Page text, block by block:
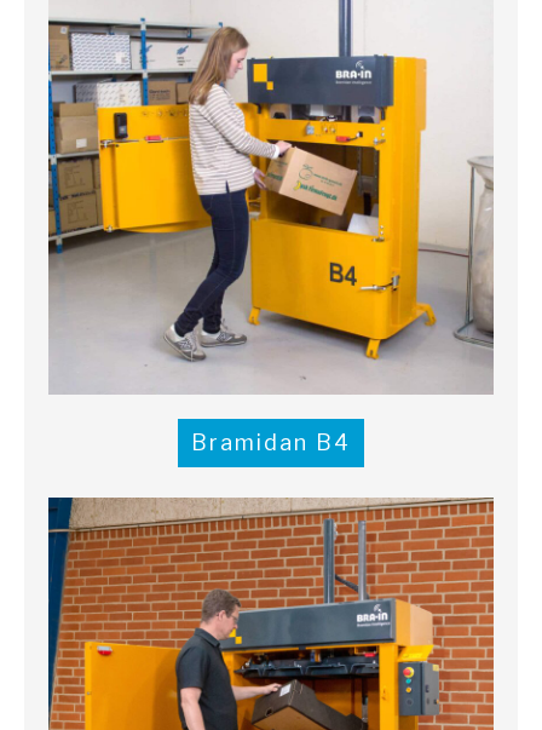
Bramidan B4